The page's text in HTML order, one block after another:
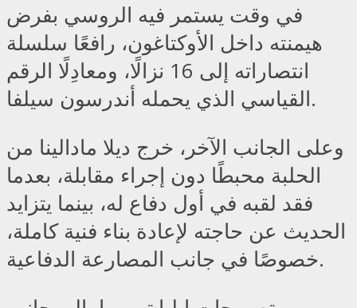
في وقت يستمر فيه الروسي بفرض
هيمنته داخل الأوكتاغون، رافعًا سلسلة
انتصاراته إلى 16 نزالًا، ومعادِلًا الرقم
القياسي الذي يحمله أندرسون سيلفا.
وعلى الجانب الآخر، خرج ديلا مادالينا من
الحلبة محبطًا دون إجراء مقابلة، بعدما
فقد لقبه في أول دفاع له، بينما يتزايد
الحديث عن حاجته لإعادة بناء فنية كاملة،
خصوصًا في جانب المصارعة الدفاعية.